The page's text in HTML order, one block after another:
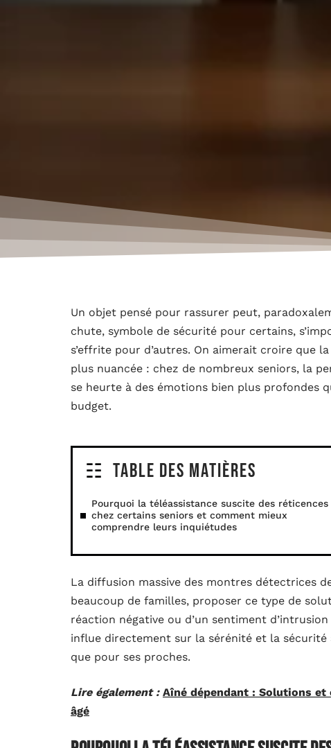
Un objet pensé pour rassurer peut,
chute, symbole de sécurité pour certains,
s’effrite pour d’autres. On aimerait croire que
plus nuancée : chez de nombreux seniors, la
se heurte à des émotions bien plus profondes
budget.
Table des matières
Pourquoi la téléassistance suscite des réticences
chez certains seniors et comment mieux
comprendre leurs inquiétudes
La diffusion massive des montres détectrices
beaucoup de familles, proposer ce type de
réaction négative ou d’un sentiment
influe directement sur la sérénité et la
que pour ses proches.
Lire également : Aîné dépendant : Solutions
âgé